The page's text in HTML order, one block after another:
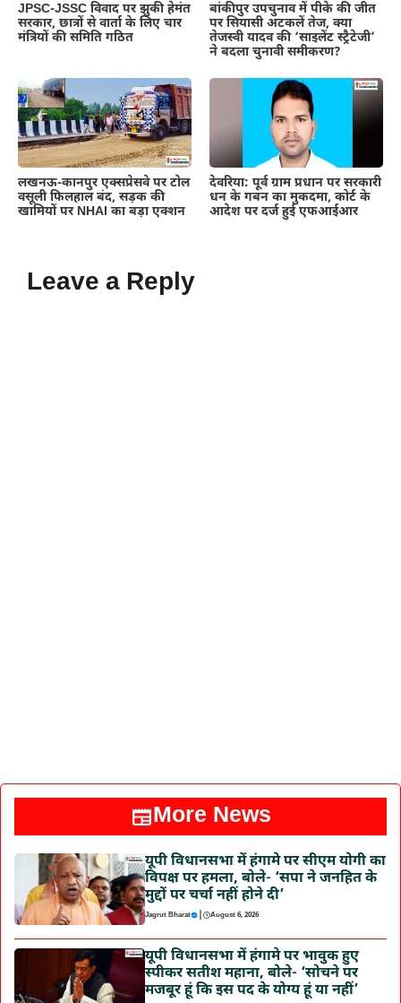
JPSC-JSSC विवाद पर झुकी हेमंत
सरकार, छात्रों से वार्ता के लिए चार
मंत्रियों की समिति गठित
बांकीपुर उपचुनाव में पीके की जीत
पर सियासी अटकलें तेज, क्या
तेजस्वी यादव की ‘साइलेंट स्ट्रैटेजी’
ने बदला चुनावी समीकरण?
लखनऊ-कानपुर एक्सप्रेसवे पर टोल
वसूली फिलहाल बंद, सड़क की
खामियों पर NHAI का बड़ा एक्शन
देवरिया: पूर्व ग्राम प्रधान पर सरकारी
धन के गबन का मुकदमा, कोर्ट के
आदेश पर दर्ज हुई एफआईआर
Leave a Reply
More News
यूपी विधानसभा में हंगामे पर सीएम योगी का
विपक्ष पर हमला, बोले- ‘सपा ने जनहित के
मुद्दों पर चर्चा नहीं होने दी’
Jagrut Bharat | August 6, 2026
यूपी विधानसभा में हंगामे पर भावुक हुए
स्पीकर सतीश महाना, बोले- ‘सोचने पर
मजबूर हूं कि इस पद के योग्य हूं या नहीं’